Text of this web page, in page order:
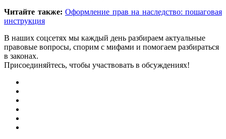
Читайте также: Оформление прав на наследство: пошаговая
инструкция
В наших соцсетях мы каждый день разбираем актуальные
правовые вопросы, спорим с мифами и помогаем разбираться
в законах.
Присоединяйтесь, чтобы участвовать в обсуждениях!